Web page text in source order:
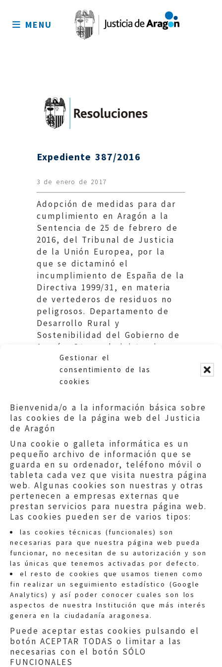
Gestionar el
consentimiento de las
cookies
Bienvenida/o a la información básica sobre
las cookies de la página web del Justicia
de Aragón
Una cookie o galleta informática es un
pequeño archivo de información que se
guarda en su ordenador, teléfono móvil o
tableta cada vez que visita nuestra página
web. Algunas cookies son nuestras y otras
pertenecen a empresas externas que
prestan servicios para nuestra página web.
Las cookies pueden ser de varios tipos:
las cookies técnicas (funcionales) son
necesarias para que nuestra página web pueda
funcionar, no necesitan de su autorización y son
las únicas que tenemos activadas por defecto.
el resto de cookies que usamos tienen como
fin realizar un seguimiento estadístico (Google
Analytics) y así poder conocer cuales son los
aspectos de nuestra Institución que más interés
genera en la ciudadanía aragonesa.
Puede aceptar estas cookies pulsando el
botón ACEPTAR TODAS o limitar a las
necesarias con el botón SÓLO
FUNCIONALES
sitio
MENU
Expediente 387/2016
3 de enero de 2017
Adopción de medidas para dar
cumplimiento en Aragón a la
Sentencia de 25 de febrero de
2016, del Tribunal de Justicia
de la Unión Europea, por la
que se dictaminó el
incumplimiento de España de la
Directiva 1999/31, en materia
de vertederos de residuos no
peligrosos. Departamento de
Desarrollo Rural y
Sostenibilidad del Gobierno de
Aragón. Otras administraciones
locales afectadas.
Quejas:quejas@eljusticiadearagon.es
Información general:
informacion@eljusticiadearagon.es
Teléfonos:900 210 210/